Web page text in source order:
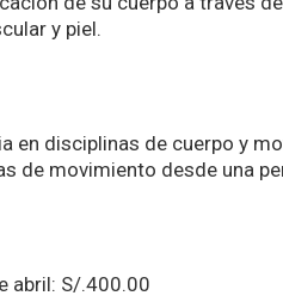
y piel.
en disciplinas de cuerpo y
de movimiento desde una
abril: S/.400.00